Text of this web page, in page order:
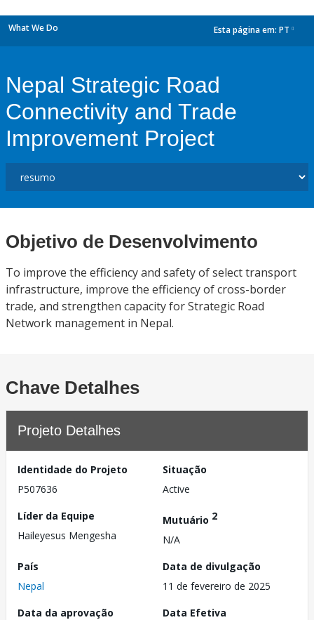
What We Do Esta página em: PT
Nepal Strategic Road
Connectivity and Trade
Improvement Project
Objetivo de Desenvolvimento
To improve the efficiency and safety of select transport
infrastructure, improve the efficiency of cross-border
trade, and strengthen capacity for Strategic Road
Network management in Nepal.
Chave Detalhes
Projeto Detalhes
Identidade do Projeto
P507636
Situação
Active
Líder da Equipe
Haileyesus Mengesha
Mutuário 2
N/A
País
Nepal
Data de divulgação
11 de fevereiro de 2025
Data da aprovação
Data Efetiva